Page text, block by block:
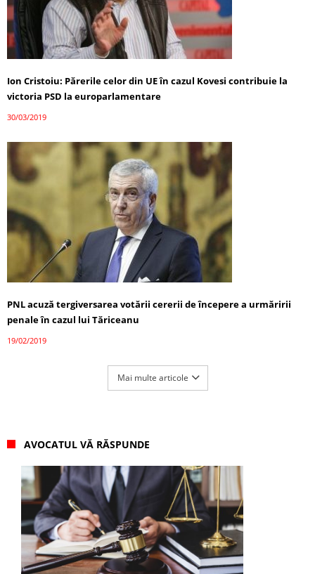
Ion Cristoiu: Părerile celor din UE în cazul Kovesi contribuie la
victoria PSD la europarlamentare
30/03/2019
PNL acuză tergiversarea votării cererii de începere a urmăririi
penale în cazul lui Tăriceanu
19/02/2019
Mai multe articole
AVOCATUL VĂ RĂSPUNDE